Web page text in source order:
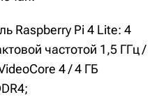
Raspberry Pi 4 Lite: 4
частотой 1,5 ГГц /
4 / 4 ГБ